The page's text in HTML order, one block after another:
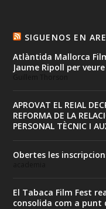
SIGUENOS EN
Atlàntida Mallorca
Jaume Ripoll per
APROVAT EL REIAL
REFORMA DE LA
PERSONAL TÈCNIC I
Obertes les
El Tabaca Film Fest
consolida com a